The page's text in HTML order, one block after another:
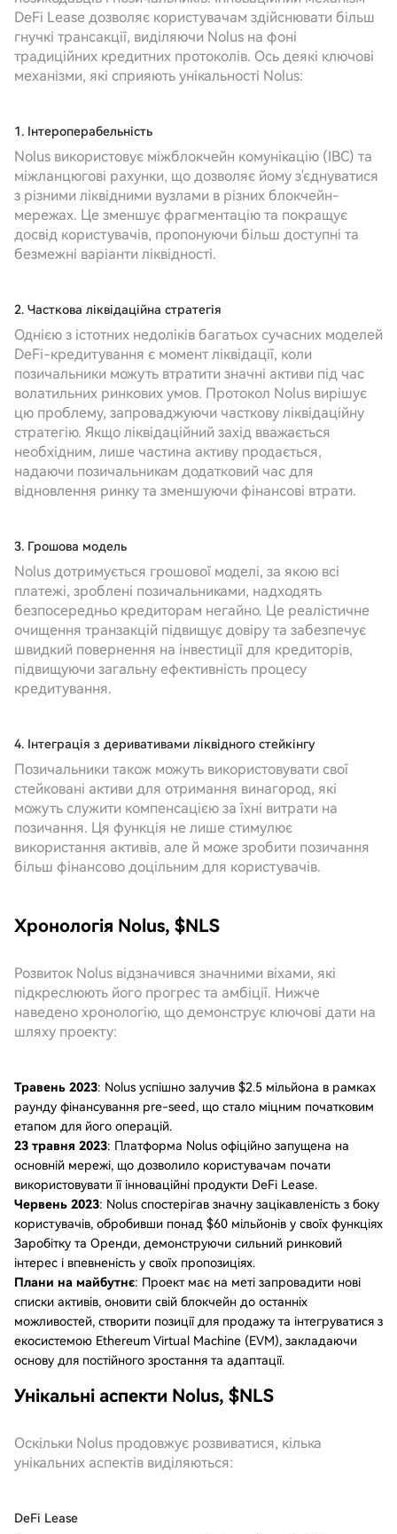
DeFi Lease дозволяє користувачам здійснювати більш
гнучкі трансакції, виділяючи Nolus на фоні
традиційних кредитних протоколів. Ось деякі ключові
механізми, які сприяють унікальності Nolus:
1. Інтероперабельність
Nolus використовує міжблокчейн комунікацію (IBC) та
міжланцюгові рахунки, що дозволяє йому з'єднуватися
з різними ліквідними вузлами в різних блокчейн-
мережах. Це зменшує фрагментацію та покращує
досвід користувачів, пропонуючи більш доступні та
безмежні варіанти ліквідності.
2. Часткова ліквідаційна стратегія
Однією з істотних недоліків багатьох сучасних моделей
DeFi-кредитування є момент ліквідації, коли
позичальники можуть втратити значні активи під час
волатильних ринкових умов. Протокол Nolus вирішує
цю проблему, запроваджуючи часткову ліквідаційну
стратегію. Якщо ліквідаційний захід вважається
необхідним, лише частина активу продається,
надаючи позичальникам додатковий час для
відновлення ринку та зменшуючи фінансові втрати.
3. Грошова модель
Nolus дотримується грошової моделі, за якою всі
платежі, зроблені позичальниками, надходять
безпосередньо кредиторам негайно. Це реалістичне
очищення транзакцій підвищує довіру та забезпечує
швидкий повернення на інвестиції для кредиторів,
підвищуючи загальну ефективність процесу
кредитування.
4. Інтеграція з деривативами ліквідного стейкінгу
Позичальники також можуть використовувати свої
стейковані активи для отримання винагород, які
можуть служити компенсацією за їхні витрати на
позичання. Ця функція не лише стимулює
використання активів, але й може зробити позичання
більш фінансово доцільним для користувачів.
Хронологія Nolus, $NLS
Розвиток Nolus відзначився значними віхами, які
підкреслюють його прогрес та амбіції. Нижче
наведено хронологію, що демонструє ключові дати на
шляху проекту:
Травень 2023: Nolus успішно залучив $2.5 мільйона в рамках
раунду фінансування pre-seed, що стало міцним початковим
етапом для його операцій.
23 травня 2023: Платформа Nolus офіційно запущена на
основній мережі, що дозволило користувачам почати
використовувати її інноваційні продукти DeFi Lease.
Червень 2023: Nolus спостерігав значну зацікавленість з боку
користувачів, обробивши понад $60 мільйонів у своїх функціях
Заробітку та Оренди, демонструючи сильний ринковий
інтерес і впевненість у своїх пропозиціях.
Плани на майбутнє: Проект має на меті запровадити нові
списки активів, оновити свій блокчейн до останніх
можливостей, створити позиції для продажу та інтегруватися з
екосистемою Ethereum Virtual Machine (EVM), закладаючи
основу для постійного зростання та адаптації.
Унікальні аспекти Nolus, $NLS
Оскільки Nolus продовжує розвиватися, кілька
унікальних аспектів виділяються:
DeFi Lease